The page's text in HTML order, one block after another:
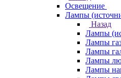
Освещение
Лампы
Назад
Лампы
Лампы
Лампы
Лампы
Лампы